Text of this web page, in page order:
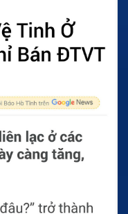
thiết bị tương thích.
đúng thông số để
x 38.0 x 9.30 mm.
tiện khi sử dụng
Việc sạc và bảo